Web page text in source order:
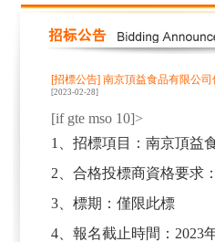
[招標公告] 南京頂益食品有限公
[2023-02-28]
[if gte mso 10]>
1
、招標項目： 南京頂益
2 、合格投標商資格要求
3
標期：僅限此標
4 、報名截止時間： 2023